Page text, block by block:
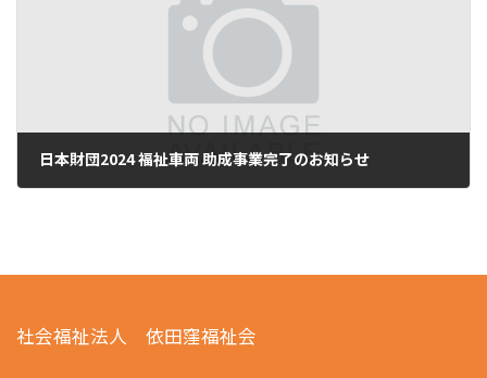
日本財団2024 福祉車両 助成事業完了のお知らせ
2025年4月3日
社会福祉法人 依田窪福祉会